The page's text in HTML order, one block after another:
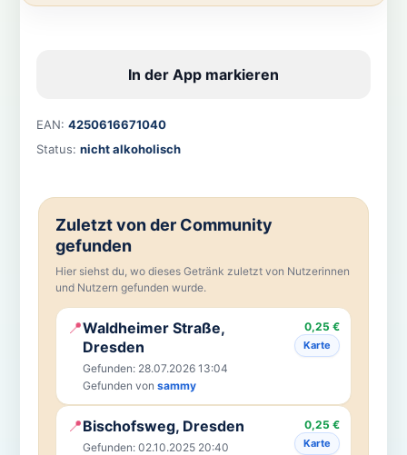
In der App markieren
EAN: 4250616671040
Status: nicht alkoholisch
Zuletzt von der Community
gefunden
Hier siehst du, wo dieses Getränk zuletzt von Nutzerinnen
und Nutzern gefunden wurde.
📍Waldheimer Straße,
Dresden
Gefunden: 28.07.2026 13:04
Gefunden von sammy
0,25 €
Karte
📍Bischofsweg, Dresden
Gefunden: 02.10.2025 20:40
0,25 €
Karte